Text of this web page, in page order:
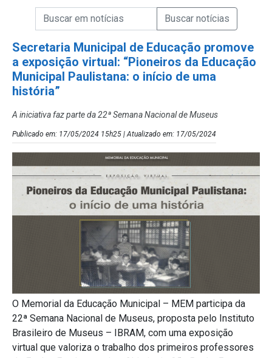
Campo de Busca de Notícias
Campo de Busca de informaçõesEnviar a Busca de Notícias
Secretaria Municipal de Educação promove
a exposição virtual: “Pioneiros da Educação
Municipal Paulistana: o início de uma
história”
A iniciativa faz parte da 22ª Semana Nacional de Museus
Publicado em: 17/05/2024 15h25 | Atualizado em: 17/05/2024
O Memorial da Educação Municipal – MEM participa da
22ª Semana Nacional de Museus, proposta pelo Instituto
Brasileiro de Museus – IBRAM, com uma exposição
virtual que valoriza o trabalho dos primeiros professores